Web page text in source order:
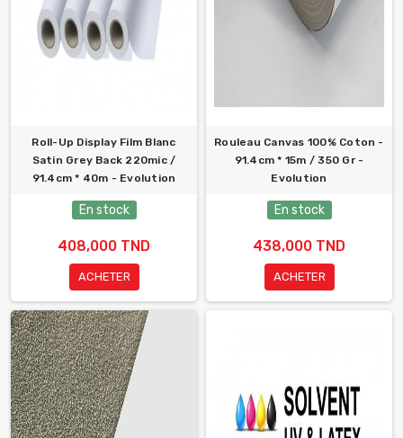
Roll-Up Display Film Blanc
Satin Grey Back 220mic /
91.4cm * 40m - Evolution
En stock
408,000 TND
ACHETER
Rouleau Canvas 100% Coton -
91.4cm * 15m / 350 Gr -
Evolution
En stock
438,000 TND
ACHETER